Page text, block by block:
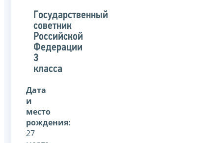
Государственный
советник
Российской
Федерации
3
класса
Дата
и
место
рождения:
27